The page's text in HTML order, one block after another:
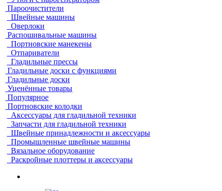
Пароочистители
Швейные машины
Оверлоки
Распошивальные машины
Портновские манекены
Отпариватели
Гладильные прессы
Гладильные доски с функциями
Гладильные доски
Уценённые товары
Популярное
Портновские колодки
Аксессуары для гладильной техники
Запчасти для гладильной техники
Швейные принадлежности и аксессуары
Промышленные швейные машины
Вязальное оборудование
Раскройные плоттеры и аксессуары